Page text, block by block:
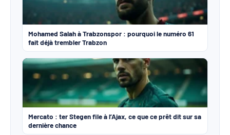
Mohamed Salah à Trabzonspor : pourquoi le numéro 61
fait déjà trembler Trabzon
Mercato : ter Stegen file à l’Ajax, ce que ce prêt dit sur sa
dernière chance